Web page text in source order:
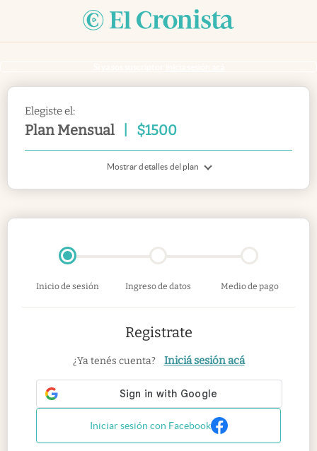
Elegiste el:
Plan Mensual $1500
Mostrar detalles del plan
Inicio de sesión Ingreso de datos Medio de pago
Registrate
¿Ya tenés cuenta? Iniciá sesión acá
Iniciar sesión con Facebook